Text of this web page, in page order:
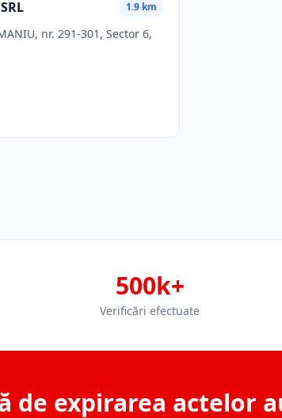
1.9 km
500k+
Verificări efectuate
de expirarea actelor